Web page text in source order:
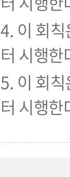
4. 이 회
터 시행한
5. 이 회
터 시행한